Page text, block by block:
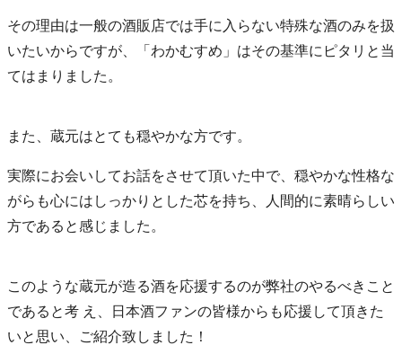
その理由は一般の酒販店では手に入らない特殊な酒のみを扱
いたいからですが、「わかむすめ」はその基準にピタリと当
てはまりました。
また、蔵元はとても穏やかな方です。
実際にお会いしてお話をさせて頂いた中で、穏やかな性格な
がらも心にはしっかりとした芯を持ち、人間的に素晴らしい
方であると感じました。
このような蔵元が造る酒を応援するのが弊社のやるべきこと
であると考 え、日本酒ファンの皆様からも応援して頂きた
いと思い、ご紹介致しました！